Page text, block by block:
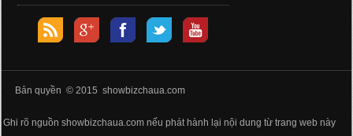
Bản quyền © 2015 showbizchaua.com
Ghi rõ nguồn showbizchaua.com nếu phát hành lại nội dung từ trang web này